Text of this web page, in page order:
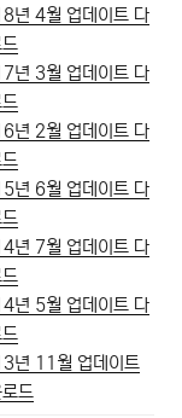
년 4월 업데이트 다
년 3월 업데이트 다
년 2월 업데이트 다
년 6월 업데이트 다
년 7월 업데이트 다
년 5월 업데이트 다
년 11월 업데이트
드